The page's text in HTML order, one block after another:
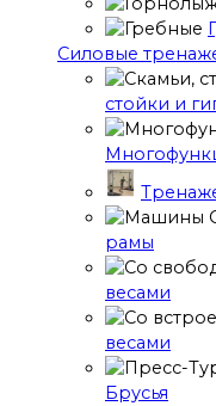
Cиловые
стойки и
рамы
весами
весами
Брусья